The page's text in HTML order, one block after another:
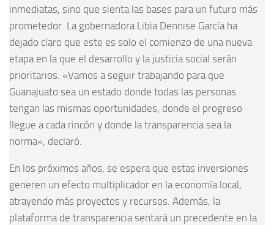
inmediatas, sino que sienta las bases para un futuro más
prometedor. La gobernadora Libia Dennise García ha
dejado claro que este es solo el comienzo de una nueva
etapa en la que el desarrollo y la justicia social serán
prioritarios. «Vamos a seguir trabajando para que
Guanajuato sea un estado donde todas las personas
tengan las mismas oportunidades, donde el progreso
llegue a cada rincón y donde la transparencia sea la
norma», declaró.
En los próximos años, se espera que estas inversiones
generen un efecto multiplicador en la economía local,
atrayendo más proyectos y recursos. Además, la
plataforma de transparencia sentará un precedente en la